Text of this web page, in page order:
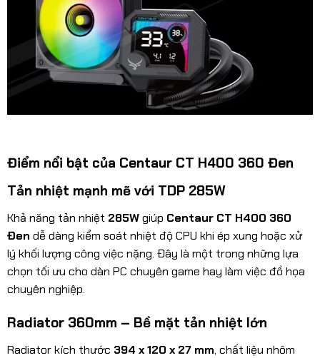
Điểm nổi bật của Centaur CT H400 360 Đen
Tản nhiệt mạnh mẽ với TDP 285W
Khả năng tản nhiệt 285Wgiúp Centaur CT H400 360
Đen dễ dàng kiểm soát nhiệt độ CPU khi ép xung hoặc xử
lý khối lượng công việc nặng. Đây là một trong những lựa
chọn tối ưu cho dàn PC chuyên game hay làm việc đồ họa
chuyên nghiệp.
Radiator 360mm – Bề mặt tản nhiệt lớn
Radiator kích thước 394 x 120 x 27 mm, chất liệu nhôm